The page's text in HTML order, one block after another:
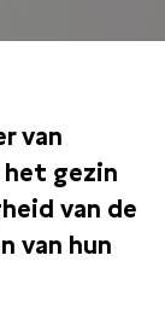
van
gezin
van de
van hun